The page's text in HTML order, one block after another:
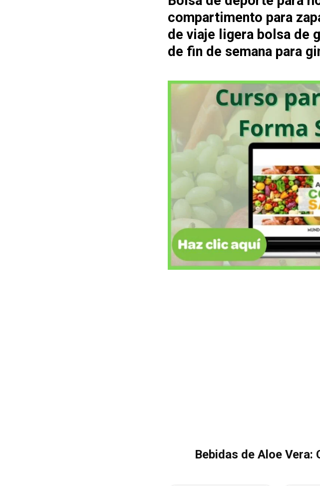
compartimento para
de viaje ligera bolsa de
de fin de semana para
Bebidas de Aloe